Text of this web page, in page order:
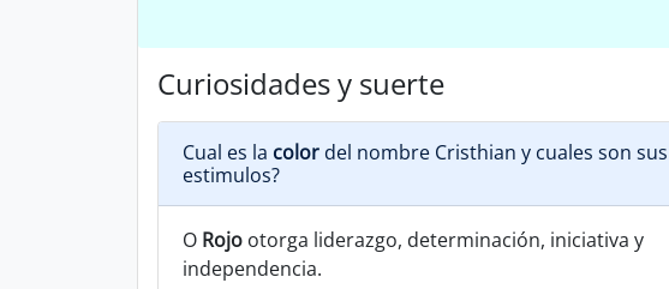
Curiosidades y suerte
Cual es la color del nombre Cristhian y cuales son sus
estimulos?
O Rojo otorga liderazgo, determinación, iniciativa y
independencia.